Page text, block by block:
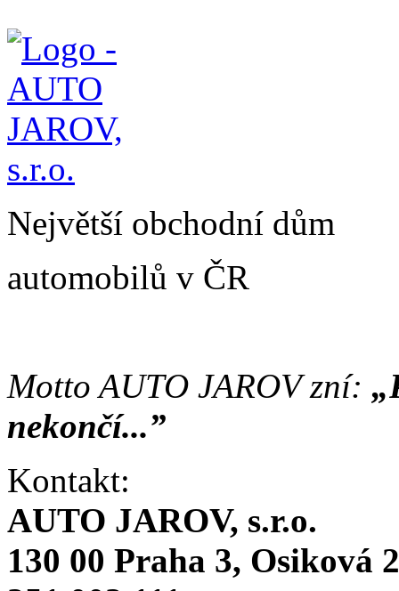
Největší obchodní dům
automobilů v ČR
Motto AUTO JAROV zní:
nekončí...”
Kontakt:
AUTO JAROV, s.r.o.
130 00 Praha 3, Osiková 2